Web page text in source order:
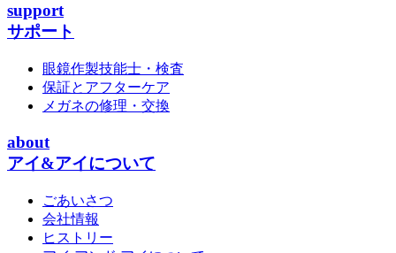
support
サポート
眼鏡作製技能士・検査
保証とアフターケア
メガネの修理・交換
about
アイ&アイについて
ごあいさつ
会社情報
ヒストリー